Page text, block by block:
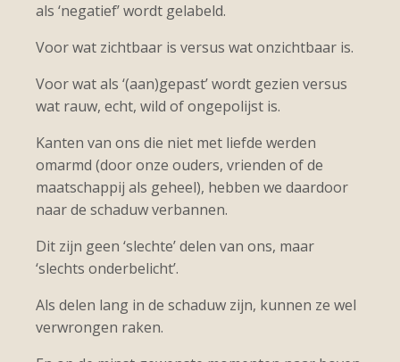
als ‘negatief’ wordt gelabeld.
Voor wat zichtbaar is versus wat onzichtbaar is.
Voor wat als ‘(aan)gepast’ wordt gezien versus
wat rauw, echt, wild of ongepolijst is.
Kanten van ons die niet met liefde werden
omarmd (door onze ouders, vrienden of de
maatschappij als geheel), hebben we daardoor
naar de schaduw verbannen.
Dit zijn geen ‘slechte’ delen van ons, maar
‘slechts onderbelicht’.
Als delen lang in de schaduw zijn, kunnen ze wel
verwrongen raken.